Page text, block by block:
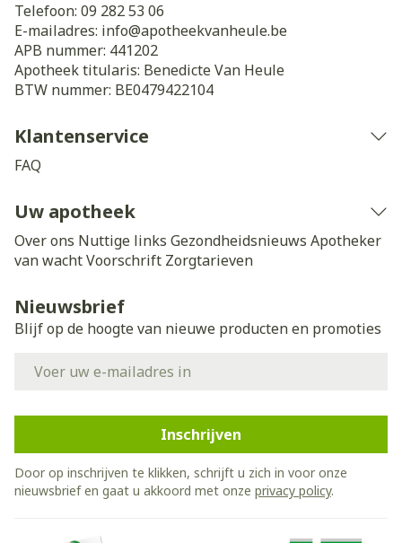
Telefoon: 09 282 53 06
E-mailadres: info@apotheekvanheule.be
APB nummer: 441202
Apotheek titularis: Benedicte Van Heule
BTW nummer: BE0479422104
Klantenservice
FAQ
Uw apotheek
Over ons Nuttige links Gezondheidsnieuws Apotheker
van wachtVoorschrift Zorgtarieven
Nieuwsbrief
Blijf op de hoogte van nieuwe producten en promoties
Inschrijven
Door op inschrijven te klikken, schrijft u zich in voor onze
nieuwsbrief en gaat u akkoord met onze privacy policy.